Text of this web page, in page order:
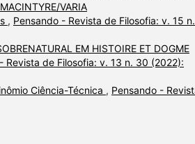
VARIA
, Pensando - Revista de Filosofia: v. 15
EM HISTOIRE ET DOGME
Revista de Filosofia: v. 13 n. 30 (2022):
Ciência-Técnica , Pensando -